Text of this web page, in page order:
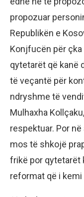
propozuar
Republikën e
Konjfucën për çka
qytetarët që kanë
të veçantë për
ndryshme të
Mulhaxha
respektuar. Por
mos të shkojë
frikë por qytetarët
reformat që i kemi